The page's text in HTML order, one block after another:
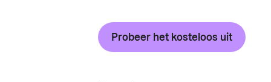
Probeer het kosteloos uit